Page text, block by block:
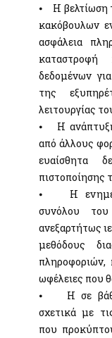
myOEYlive -
του Υπουργείου
myPyrasfaleialive -
τηλεφωνική
Προληπτικής και
ΔΙ.Π.Υ. του
mySynigoroslive -
Συνήγορο του Πολίτη
Λοιπές Υπηρεσίες
Pythia: Ερευνητικό
των chatbots
Εθνικές Βουλευτικές
Εθνικό Μητρώο Ζώων
Υπηρεσία Πληρωμής
Βουλευτικών
Υπηρεσία Πληρωμής
Βουλευτικών Εκλογών
Ψηφιακό Μητρώο
e-έντυπα
⦁ Η βελτίωση
κακόβουλων
ασφάλεια
δεδομένων
της
λειτουργίας
⦁ Η ανάπτυξη
από άλλους
ευαίσθητα
πιστοποίησης
⦁ Η
συνόλου
ανεξαρτήτως
μεθόδους
πληροφοριών,
ωφέλειες που
⦁ Η σε
σχετικά με
που